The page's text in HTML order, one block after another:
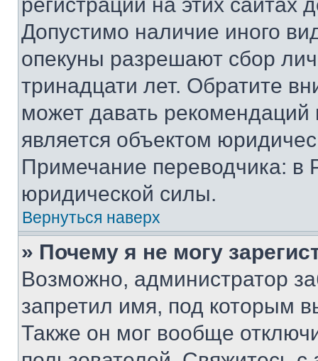
Допустимо наличие иного
опекуны разрешают сбор
тринадцати лет. Обратите
может давать
является объектом
Примечание переводчика: в
юридической силы.
Вернуться наверх
» Почему я не могу
Возможно, администратор
запретил имя, под которым
Также он мог вообще